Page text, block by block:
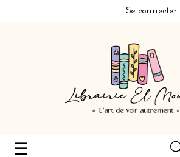
Se connecter
Basculer
☰